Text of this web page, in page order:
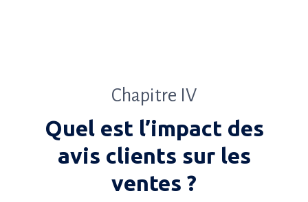
Chapitre IV
Quel est l’impact des
avis clients sur les
ventes ?